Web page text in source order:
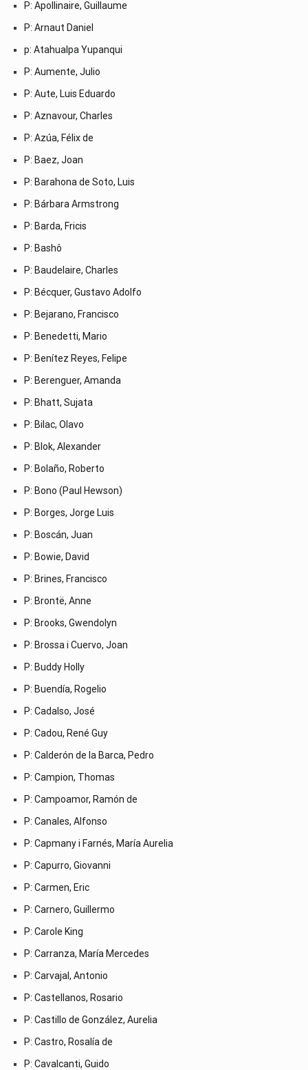
P: Apollinaire, Guillaume
P: Arnaut Daniel
p: Atahualpa Yupanqui
P: Aumente, Julio
P: Aute, Luis Eduardo
P: Aznavour, Charles
P: Azúa, Félix de
P: Baez, Joan
P: Barahona de Soto, Luis
P: Bárbara Armstrong
P: Barda, Fricis
P: Bashô
P: Baudelaire, Charles
P: Bécquer, Gustavo Adolfo
P: Bejarano, Francisco
P: Benedetti, Mario
P: Benítez Reyes, Felipe
P: Berenguer, Amanda
P: Bhatt, Sujata
P: Bilac, Olavo
P: Blok, Alexander
P: Bolaño, Roberto
P: Bono (Paul Hewson)
P: Borges, Jorge Luis
P: Boscán, Juan
P: Bowie, David
P: Brines, Francisco
P: Brontë, Anne
P: Brooks, Gwendolyn
P: Brossa i Cuervo, Joan
P: Buddy Holly
P: Buendía, Rogelio
P: Cadalso, José
P: Cadou, René Guy
P: Calderón de la Barca, Pedro
P: Campion, Thomas
P: Campoamor, Ramón de
P: Canales, Alfonso
P: Capmany i Farnés, María Aurelia
P: Capurro, Giovanni
P: Carmen, Eric
P: Carnero, Guillermo
P: Carole King
P: Carranza, María Mercedes
P: Carvajal, Antonio
P: Castellanos, Rosario
P: Castillo de González, Aurelia
P: Castro, Rosalía de
P: Cavalcanti, Guido